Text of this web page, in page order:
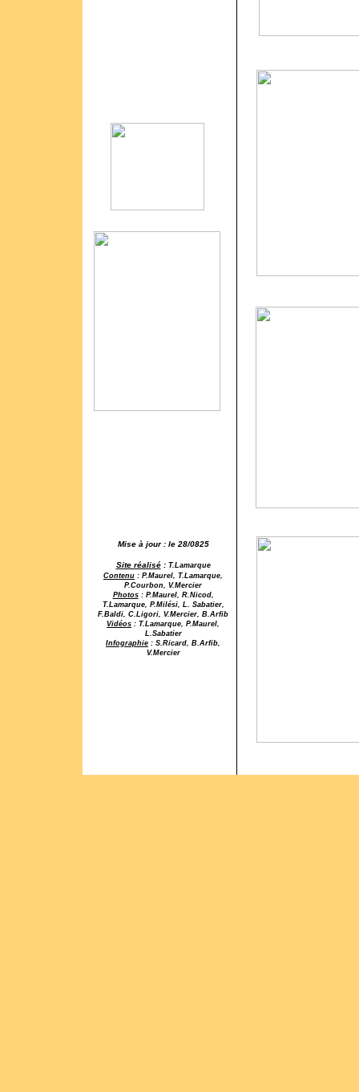
Mise à jour : le 28/0825
Site réalisé: T.Lamarque
Contenu : P.Maurel, T.Lamarque,
P.Courbon, V.Mercier
Photos: P.Maurel, R.Nicod,
T.Lamarque, P.Milési, L. Sabatier,
F.Baldi, C.Ligori, V.Mercier, B.Arfib
Vidéos : T.Lamarque, P.Maurel,
L.Sabatier
Infographie : S.Ricard, B.Arfib,
V.Mercier